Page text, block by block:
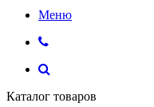
Меню
Каталог товаров